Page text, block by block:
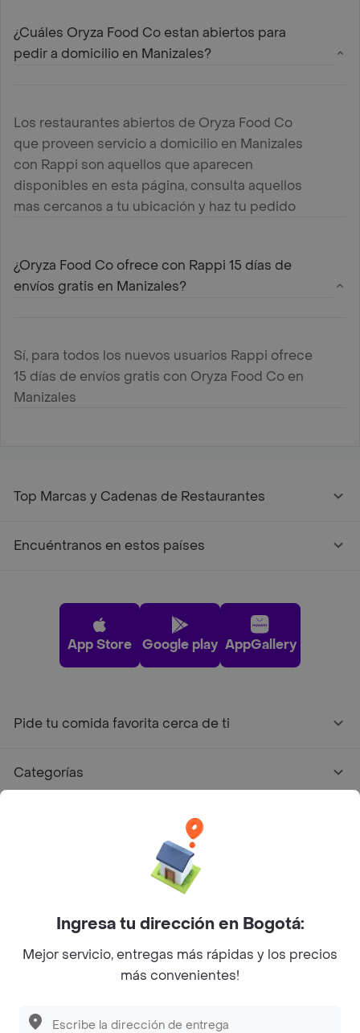
Descubre las PROMOCIONES que tenemos
¿Cuáles Oryza Food Co estan abiertos para
pedir a domicilio en Manizales?
Los restaurantes abiertos de Oryza Food Co
que proveen servicio a domicilio en Manizales
con Rappi son aquellos que aparecen
disponibles en esta página, consulta aquellos
mas cercanos a tu ubicación y haz tu pedido
¿Oryza Food Co ofrece con Rappi 15 días de
envíos gratis en Manizales?
Sí, para todos los nuevos usuarios Rappi ofrece
15 días de envíos gratis con Oryza Food Co en
Manizales
Top Marcas y Cadenas de Restaurantes
Encuéntranos en estos países
App Store Google play AppGallery
Pide tu comida favorita cerca de ti
Categorías
Facebook
Twitter
Instagram
©2026Rappi Inc. All rights reserved.
Ingresa tu dirección en Bogotá:
Mejor servicio, entregas más rápidas y los precios
más convenientes!